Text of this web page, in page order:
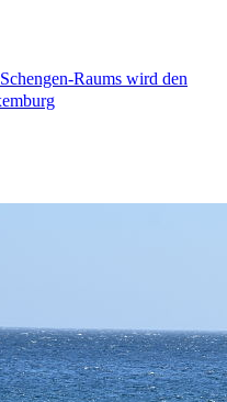
Raums wird den